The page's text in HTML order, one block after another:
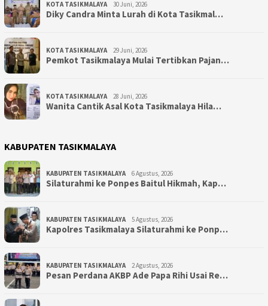
KOTA TASIKMALAYA 30 Juni, 2026
Diky Candra Minta Lurah di Kota Tasikmal…
KOTA TASIKMALAYA 29 Juni, 2026
Pemkot Tasikmalaya Mulai Tertibkan Pajan…
KOTA TASIKMALAYA 28 Juni, 2026
Wanita Cantik Asal Kota Tasikmalaya Hila…
KABUPATEN TASIKMALAYA
KABUPATEN TASIKMALAYA 6 Agustus, 2026
Silaturahmi ke Ponpes Baitul Hikmah, Kap…
KABUPATEN TASIKMALAYA 5 Agustus, 2026
Kapolres Tasikmalaya Silaturahmi ke Ponp…
KABUPATEN TASIKMALAYA 2 Agustus, 2026
Pesan Perdana AKBP Ade Papa Rihi Usai Re…